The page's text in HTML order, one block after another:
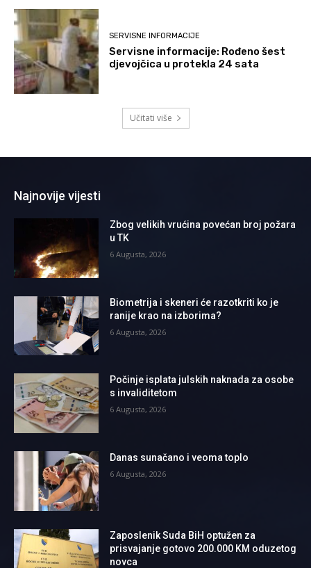
SERVISNE INFORMACIJE
Servisne informacije: Rođeno šest
djevojčica u protekla 24 sata
Učitati više
Najnovije vijesti
Zbog velikih vrućina povećan broj požara
u TK
6 Augusta, 2026
Biometrija i skeneri će razotkriti ko je
ranije krao na izborima?
6 Augusta, 2026
Počinje isplata julskih naknada za osobe
s invaliditetom
6 Augusta, 2026
Danas sunačano i veoma toplo
6 Augusta, 2026
Zaposlenik Suda BiH optužen za
prisvajanje gotovo 200.000 KM oduzetog
novca